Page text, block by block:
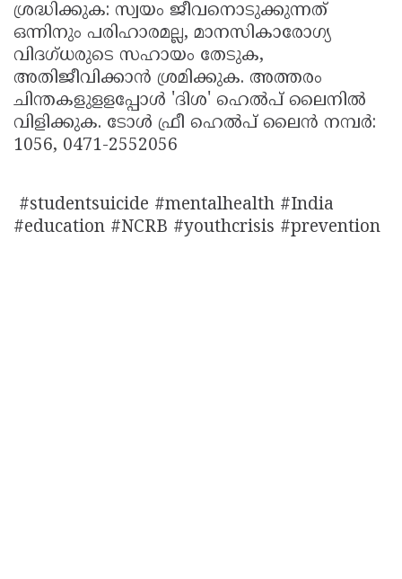
ശ്രദ്ധിക്കുക: സ്വയം ജീവനൊടുക്കുന്നത്
ഒന്നിനും പരിഹാരമല്ല, മാനസികാരോഗ്യ
വിദഗ്ധരുടെ സഹായം തേടുക,
അതിജീവിക്കാന്‍ ശ്രമിക്കുക. അത്തരം
ചിന്തകളുളളപ്പോള്‍ 'ദിശ' ഹെല്‍പ് ലൈനില്‍
വിളിക്കുക. ടോൾ ഫ്രീ ഹെൽപ് ലൈൻ നമ്പർ:
1056, 0471-2552056
#studentsuicide #mentalhealth #India
#education #NCRB #youthcrisis #prevention